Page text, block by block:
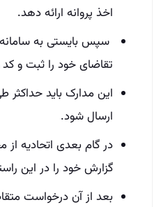
اخذ پروانه ارائه دهد.
سپس بایستی به
تقاضای خود را ثبت و
ارسال شود.
در گام بعدی اتحادیه از
گزارش خود را در این
بعد از آن درخواست